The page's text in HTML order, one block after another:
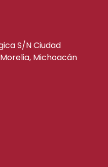
S/N Ciudad
Michoacán